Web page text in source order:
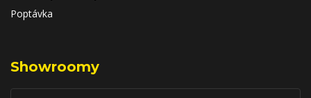
Poptávka
Showroomy